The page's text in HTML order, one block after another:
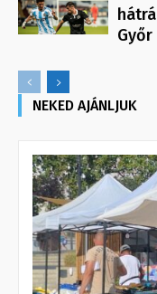
Győr
NEKED AJÁNLJUK